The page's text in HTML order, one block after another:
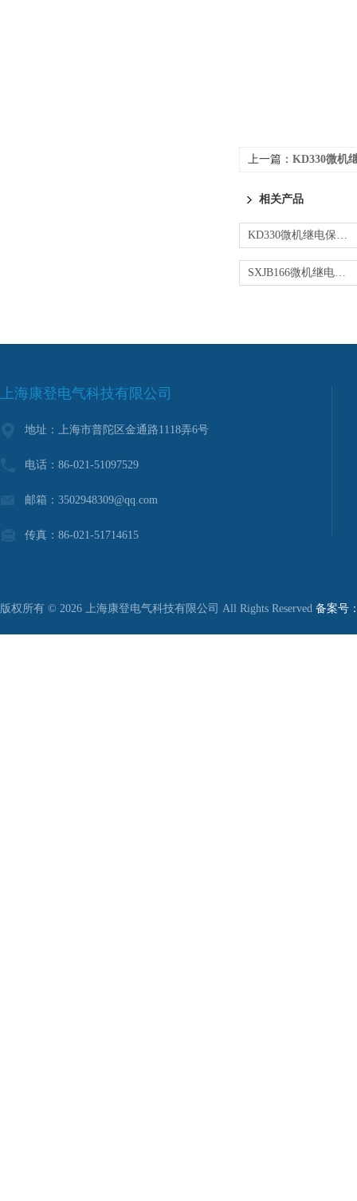
上一篇： KD330微机
相关产品
KD330微机继电保护测试仪
SXJB166微机继电保护测试仪6U+6I
上海康登电气科技有限公司
地址：上海市普陀区金通路1118弄6号
电话：86-021-51097529
邮箱：3502948309@qq.com
传真：86-021-51714615
版权所有 © 2026 上海康登电气科技有限公司 All Rights Reserved 备案号